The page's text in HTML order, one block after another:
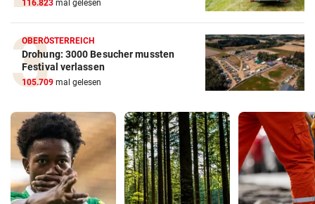
116.823 mal gelesen
OBERÖSTERREICH
Drohung: 3000 Besucher mussten
Festival verlassen
105.709 mal gelesen